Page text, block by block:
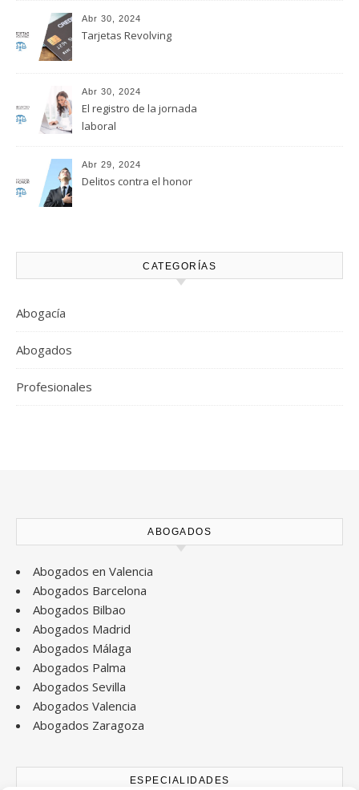
Abr 30, 2024
Tarjetas Revolving
Abr 30, 2024
El registro de la jornada
laboral
Abr 29, 2024
Delitos contra el honor
CATEGORÍAS
Abogacía
Abogados
Profesionales
ABOGADOS
Abogados en Valencia
Abogados Barcelona
Abogados Bilbao
Abogados Madrid
Abogados Málaga
Abogados Palma
Abogados Sevilla
Abogados Valencia
Abogados Zaragoza
ESPECIALIDADES